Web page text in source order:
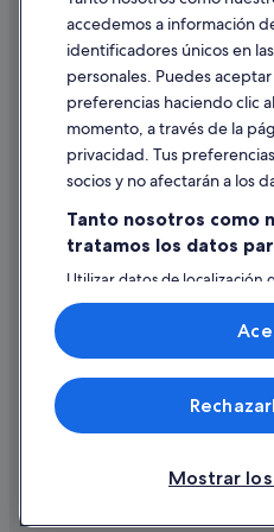
Ayuda
Cancelar un vuelo
Cancelar una reserva de hotel o de
Utilizar un cupón de Expedia
Documentos para viajes
© 2026 Expedia, Inc., una empresa
derechos reservados. Expedia y el
comerciales o marcas comerciales
accedemos a información
identificadores únicos en
personales. Puedes
preferencias haciendo clic
momento, a través de la
privacidad. Tus
socios y no afectarán a los
Tanto nosotros como
tratamos los datos
Utilizar datos de localización
activamente las
identificación. Almacenar la
y/o acceder a ella.
medición de publicidad y
audiencia y desarrollo de
Lista de asociados
Mostrar